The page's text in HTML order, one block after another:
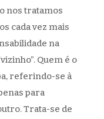
nos tratamos
cada vez mais
na
Quem é o
referindo-se à
para
Trata-se de